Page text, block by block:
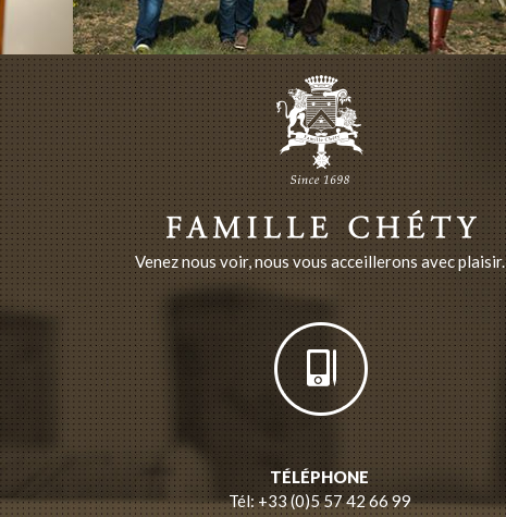
Venez nous voir, nous vous acceillerons avec plaisir.
TÉLÉPHONE
Tél: +33 (0)5 57 42 66 99